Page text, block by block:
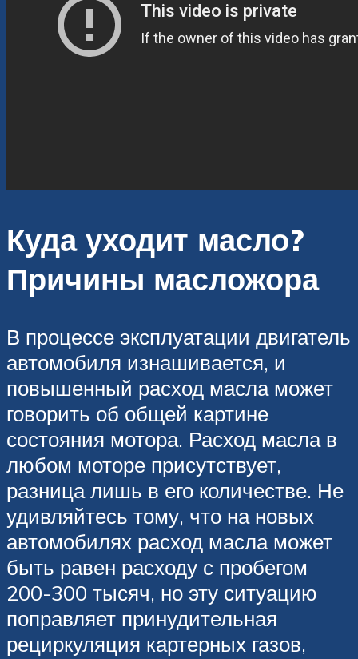
Куда уходит масло?
Причины масложора
В процессе эксплуатации двигатель
автомобиля изнашивается, и
повышенный расход масла может
говорить об общей картине
состояния мотора. Расход масла в
любом моторе присутствует,
разница лишь в его количестве. Не
удивляйтесь тому, что на новых
автомобилях расход масла может
быть равен расходу с пробегом
200-300 тысяч, но эту ситуацию
поправляет принудительная
рециркуляция картерных газов,